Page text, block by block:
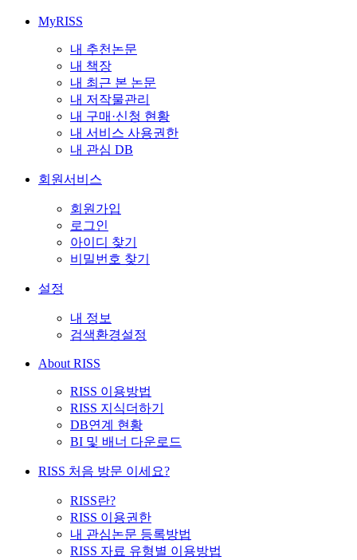
MyRISS
내 추천논문
내 책장
내 최근 본 논문
내 저작물관리
내 구매·신청 현황
내 서비스 사용권한
내 관심 DB
회원서비스
회원가입
로그인
아이디 찾기
비밀번호 찾기
설정
내 정보
검색환경설정
About RISS
RISS 이용방법
RISS 지식더하기
DB연계 현황
BI 및 배너 다운로드
RISS 처음 방문 이세요?
RISS란?
RISS 이용권한
내 관심논문 등록방법
RISS 자료 유형별 이용방법